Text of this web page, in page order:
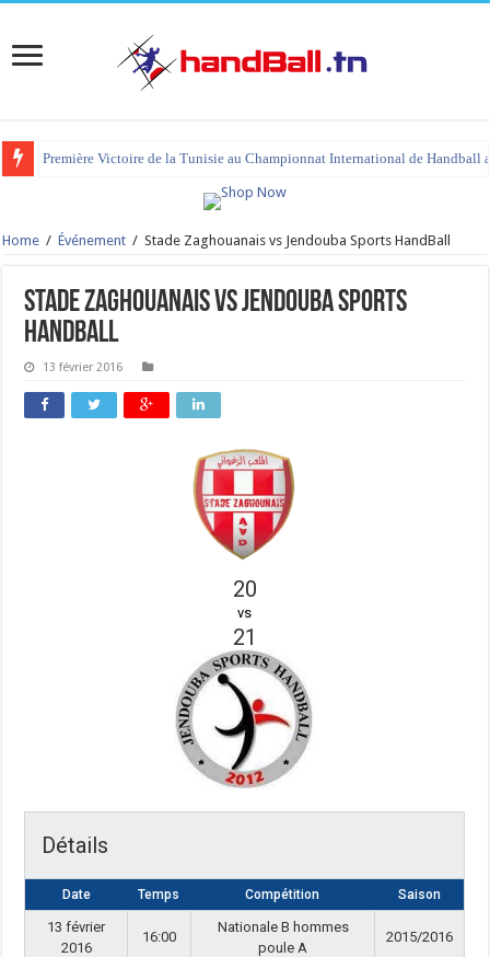
Première Victoire de la Tunisie au Championnat International de Handball
Home / Événement / Stade Zaghouanais vs Jendouba Sports HandBall
Stade Zaghouanais vs Jendouba Sports
HandBall
13 février 2016
20
vs
21
Détails
Date Temps Compétition Saison
13 février
2016
16:00
Nationale B hommes
poule A
2015/2016